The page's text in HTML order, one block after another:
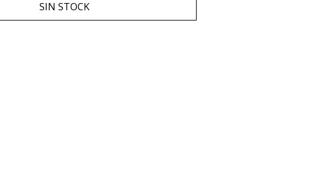
SIN STOCK